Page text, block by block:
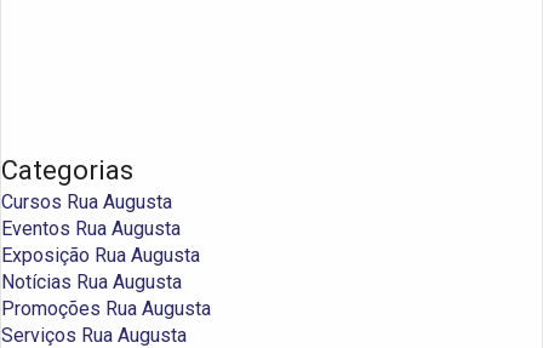
Categorias
Cursos Rua Augusta
Eventos Rua Augusta
Exposição Rua Augusta
Notícias Rua Augusta
Promoções Rua Augusta
Serviços Rua Augusta